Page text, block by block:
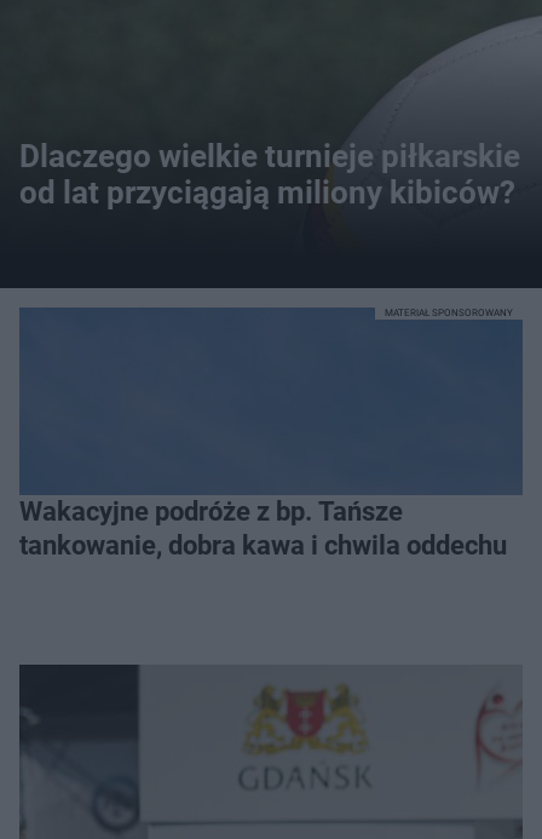
Dlaczego wielkie turnieje piłkarskie
od lat przyciągają miliony kibiców?
Wakacyjne podróże z bp. Tańsze
tankowanie, dobra kawa i chwila oddechu
MATERIAŁ SPONSOROWANY